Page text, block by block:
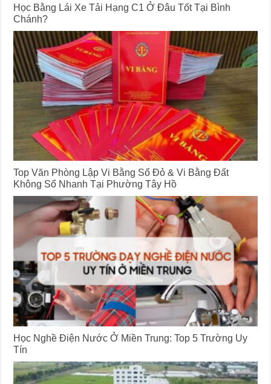
Học Bằng Lái Xe Tải Hạng C1 Ở Đâu Tốt Tại Bình
Chánh?
Top Văn Phòng Lập Vi Bằng Sổ Đỏ & Vi Bằng Đất
Không Sổ Nhanh Tại Phường Tây Hồ
Học Nghề Điện Nước Ở Miền Trung: Top 5 Trường Uy
Tín